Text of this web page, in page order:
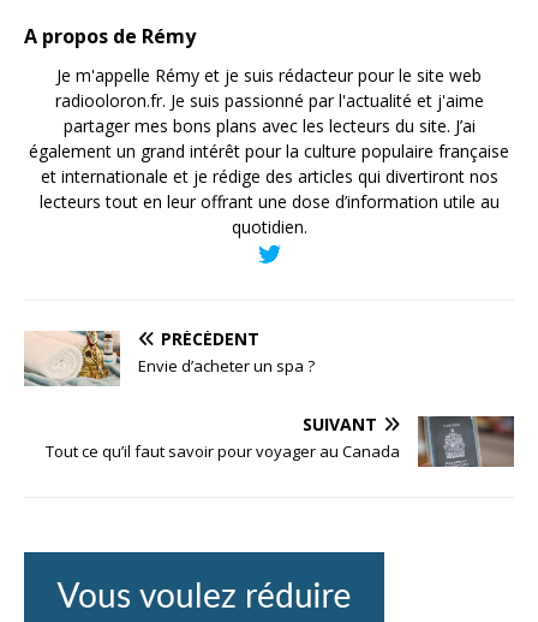
A propos de Rémy
Je m'appelle Rémy et je suis rédacteur pour le site web
radiooloron.fr. Je suis passionné par l'actualité et j'aime
partager mes bons plans avec les lecteurs du site. J’ai
également un grand intérêt pour la culture populaire française
et internationale et je rédige des articles qui divertiront nos
lecteurs tout en leur offrant une dose d’information utile au
quotidien.
PRÉCÉDENT
Envie d’acheter un spa ?
SUIVANT
Tout ce qu’il faut savoir pour voyager au Canada